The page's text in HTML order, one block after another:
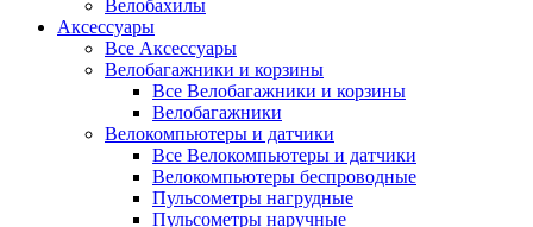
Велобахилы
Аксессуары
Все Аксессуары
Велобагажники и корзины
Все Велобагажники и корзины
Велобагажники
Велокомпьютеры и датчики
Все Велокомпьютеры и датчики
Велокомпьютеры беспроводные
Пульсометры нагрудные
Пульсометры наручные